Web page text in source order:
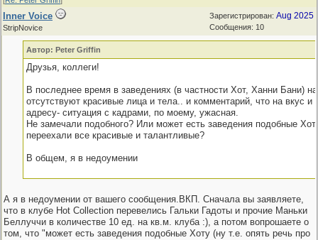
Зарегистрирован: Aug 2025
Сообщения: 10
Inner Voice
StripNovice
Автор: Peter Griffin
Друзья, коллеги!
В последнее время в заведениях (в частности Хот, Ханни Бани)
отсутствуют красивые лица и тела.. и комментарий, что на вкус и
адресу- ситуация с кадрами, по моему, ужасная.
Не замечали подобного? Или может есть заведения подобные
переехали все красивые и талантливые?
В общем, я в недоумении
А я в недоумении от вашего сообщения.ВКП. Сначала вы заявляете,
что в клубе Hot Collection перевелись Гальки Гадоты и прочие Маньки
Беллуччи в количестве 10 ед. на кв.м. клуба :), а потом вопрошаете о
том, что "может есть заведения подобные Хоту (ну т.е. опять речь про